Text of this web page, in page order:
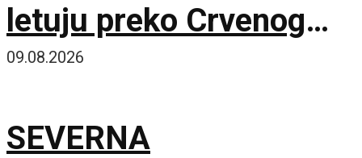
letuju preko Crvenog
krsta
09.08.2026
SEVERNA